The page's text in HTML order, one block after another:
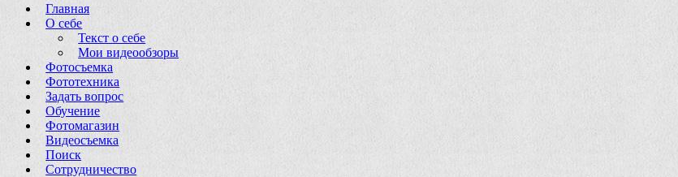
Главная
О себе
Текст о себе
Мои видеообзоры
Фотосъемка
Фототехника
Задать вопрос
Обучение
Фотомагазин
Видеосъемка
Поиск
Сотрудничество